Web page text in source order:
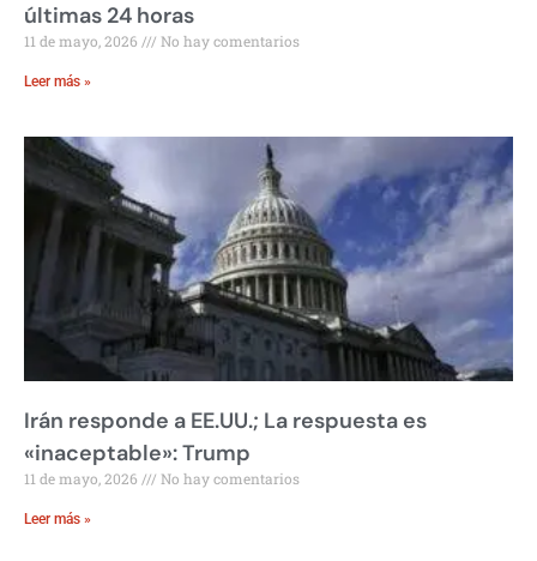
últimas 24 horas
11 de mayo, 2026 No hay comentarios
Leer más »
Irán responde a EE.UU.; La respuesta es
«inaceptable»: Trump
11 de mayo, 2026 No hay comentarios
Leer más »